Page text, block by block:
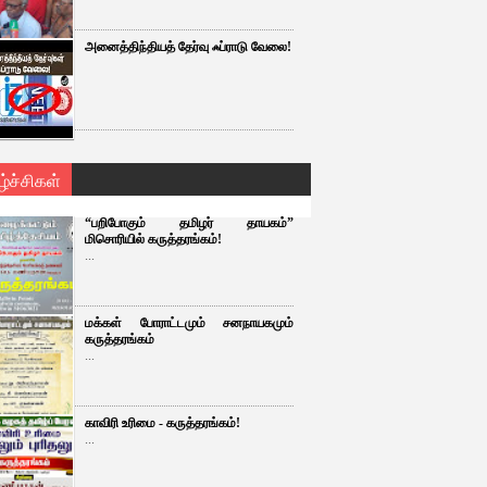
அனைத்திந்தியத் தேர்வு ஃப்ராடு வேலை!
“பறிபோகும் தமிழர் தாயகம்”
மிசொரியில் கருத்தரங்கம்!
...
மக்கள் போராட்டமும் சனநாயகமும்
கருத்தரங்கம்
...
காவிரி உரிமை - கருத்தரங்கம்!
...